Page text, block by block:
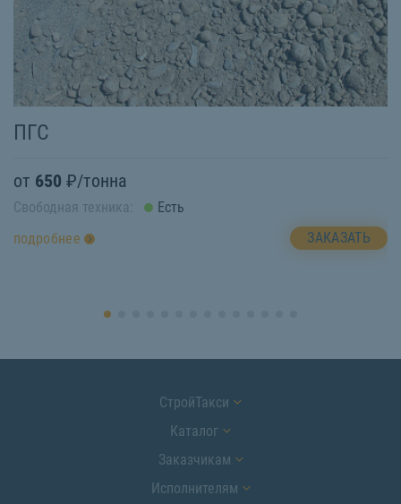
ПГС
от 650 ₽/тонна
Свободная техника:
Есть
подробнее
ЗАКАЗАТЬ
СтройТакси
Каталог
Заказчикам
Исполнителям